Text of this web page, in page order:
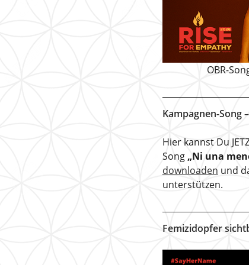
OBR-
Kampagnen-Song
Hier kannst Du
Song „Ni una
downloaden und
unterstützen.
Femizidopfer